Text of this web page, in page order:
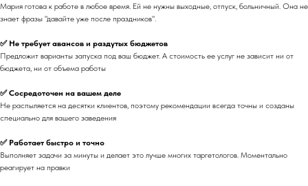
Мария готова к работе в любое время. Ей не нужны выходные, отпуск, больничный. Она не
знает фразы "давайте уже после праздников".
✅ Не требует авансов и раздутых бюджетов
Предложит варианты запуска под ваш бюджет. А стоимость ее услуг не зависит ни от
бюджета, ни от объема работы
✅ Сосредоточен на вашем деле
Не распыляется на десятки клиентов, поэтому рекомендации всегда точны и созданы
специально для вашего заведения
✅ Работает быстро и точно
Выполняет задачи за минуты и делает это лучше многих таргетологов. Моментально
реагирует на правки